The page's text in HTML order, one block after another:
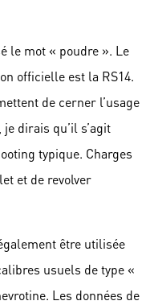
le mot « poudre ». Le
officielle est la RS14.
de cerner l’usage
dirais qu’il s’agit
typique. Charges
et de revolver
être utilisée
usuels de type «
Les données de